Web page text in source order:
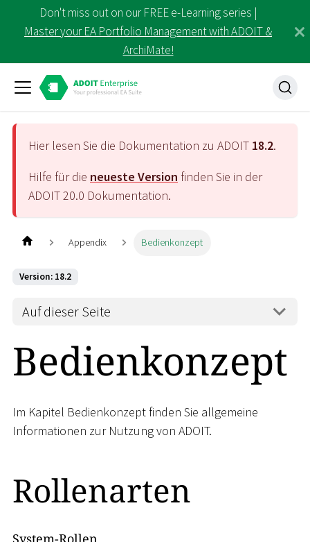
Don't miss out on our FREE e-Learning series |
Master your EA Portfolio Management with ADOIT &
ArchiMate!
Hier lesen Sie die Dokumentation zu ADOIT 18.2.
Hilfe für die neueste Version finden Sie in der
ADOIT20.0 Dokumentation.
Appendix Bedienkonzept
Version: 18.2
Auf dieser Seite
Bedienkonzept
Im Kapitel Bedienkonzept finden Sie allgemeine
Informationen zur Nutzung von ADOIT.
Rollenarten
System-Rollen